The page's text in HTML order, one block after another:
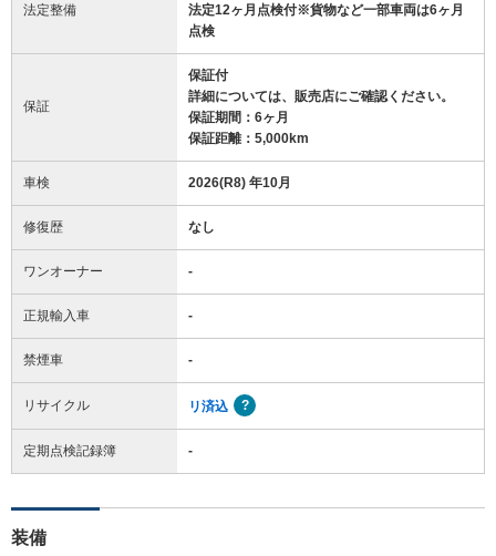
法定整備
法定12ヶ月点検付※貨物など一部車両は6ヶ月
点検
保証
保証付
詳細については、販売店にご確認ください。
保証期間：6ヶ月
保証距離：5,000km
車検 2026(R8) 年10月
修復歴 なし
ワンオーナー -
正規輸入車 -
禁煙車 -
リサイクル リ済込
定期点検記録簿 -
装備